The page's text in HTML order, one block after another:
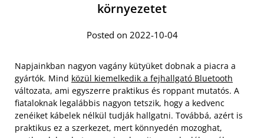
környezetet
Posted on 2022-10-04
Napjainkban nagyon vagány kütyüket dobnak a piacra a
gyártók. Mind közül kiemelkedik a fejhallgató Bluetooth
változata, ami egyszerre praktikus és roppant mutatós. A
fiataloknak legalábbis nagyon tetszik, hogy a kedvenc
zenéiket kábelek nélkül tudják hallgatni. Továbbá, azért is
praktikus ez a szerkezet, mert könnyedén mozoghat,